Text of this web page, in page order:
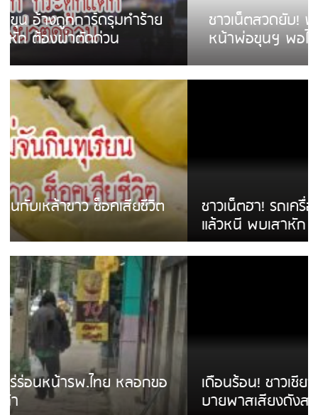
ชาวเน็ตสวดยับ! พบพม่าเร่ขายพวงมาลัย
หน้าพ่อขุนฯ พอไม่ซื้อเดินตาม
ชาวเน็ตฮา! รถเครื่องแม่สายชนป้ายร้านโลงศพ
แล้วหนี พบเสาหัก เบรคหัก หวิดได้ใช้บริการ
เดือนร้อน! ชาวเชียงรายบ่นรถ Isuzu สีขาวซิ่ง
บายพาสเสียงดังสร้างความรำคาญ